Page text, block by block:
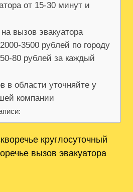
от 15-30 минут и
вызов эвакуатора
3500 рублей по городу
80 рублей за каждый
в области уточняйте у
компании
круглосуточный
вызов эвакуатора